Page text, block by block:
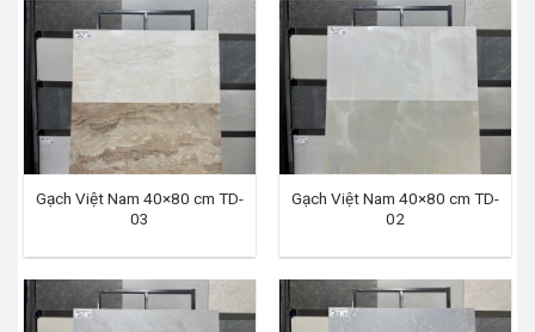
Gạch Việt Nam 40×80 cm TD-
03
Gạch Việt Nam 40×80 cm TD-
02